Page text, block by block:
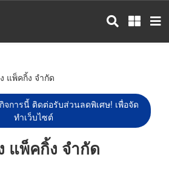
แพ็คกิ้ง จำกัด
จการนี้ ติดต่อรับส่วนลดพิเศษ! เพื่อจัด
ทำเว็บไซต์
แพ็คกิ้ง จำกัด